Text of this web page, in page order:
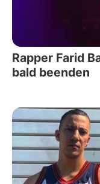
Rapper Farid
bald beenden